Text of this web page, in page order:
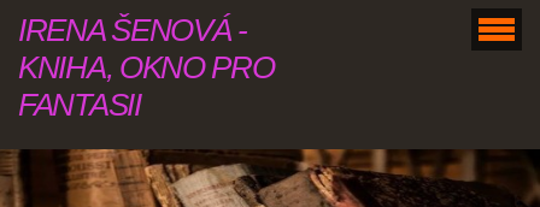
IRENA ŠENOVÁ -
KNIHA, OKNO PRO
FANTASII